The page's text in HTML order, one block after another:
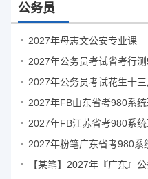
公务员
2027年母志文公安专业课
2027年公务员考试省考行
2027年公务员考试花生十
2027年FB山东省考980系
2027年FB江苏省考980系
2027年粉笔广东省考980系
【某笔】2027年『广东』